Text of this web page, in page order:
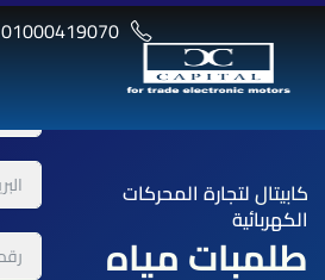
تخطي
المحتوى
01000419070
كابيتاللتجارة المحركات
الكهربائية
طلمبات مياه